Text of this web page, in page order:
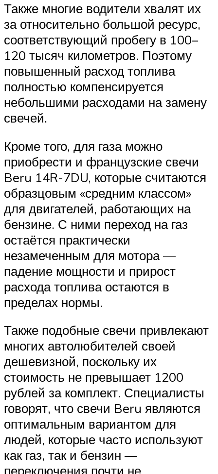
Также многие водители хвалят их
за относительно большой ресурс,
соответствующий пробегу в 100–
120 тысяч километров. Поэтому
повышенный расход топлива
полностью компенсируется
небольшими расходами на замену
свечей.
Кроме того, для газа можно
приобрести и французские свечи
Beru 14R-7DU, которые считаются
образцовым «средним классом»
для двигателей, работающих на
бензине. С ними переход на газ
остаётся практически
незамеченным для мотора —
падение мощности и прирост
расхода топлива остаются в
пределах нормы.
Также подобные свечи привлекают
многих автолюбителей своей
дешевизной, поскольку их
стоимость не превышает 1200
рублей за комплект. Специалисты
говорят, что свечи Beru являются
оптимальным вариантом для
людей, которые часто используют
как газ, так и бензин —
переключения почти не